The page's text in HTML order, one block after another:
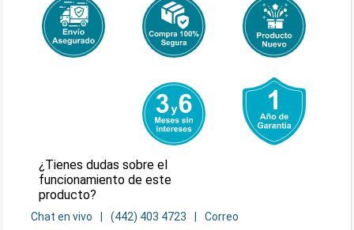
¿Tienes dudas sobre el
funcionamiento de este
producto?
Chat en vivo (442) 403 4723 Correo